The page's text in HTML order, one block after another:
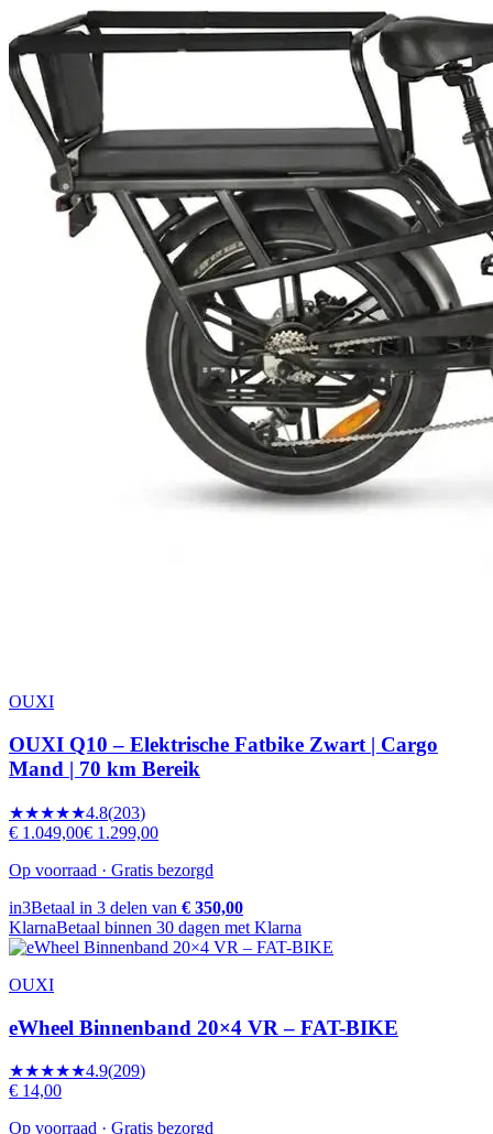
OUXI
OUXI Q10 – Elektrische Fatbike Zwart | Cargo
Mand | 70 km Bereik
★★★★★4.8(203)
€ 1.049,00€ 1.299,00
Op voorraad · Gratis bezorgd
in3Betaal in 3 delen van € 350,00
KlarnaBetaal binnen 30 dagen met Klarna
OUXI
eWheel Binnenband 20×4 VR – FAT-BIKE
★★★★★4.9(209)
€ 14,00
Op voorraad · Gratis bezorgd